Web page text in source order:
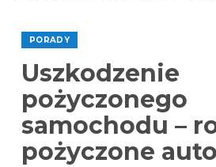
PORADY
Uszkodzenie
pożyczonego
samochodu –
pożyczone auto